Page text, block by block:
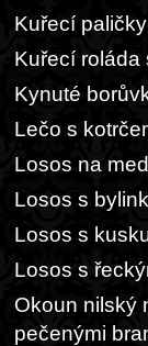
Kuřecí
Kuřecí roláda
Kynuté
Lečo s
Losos na
Losos s
Losos s
Losos s
Okoun nilský
pečenými